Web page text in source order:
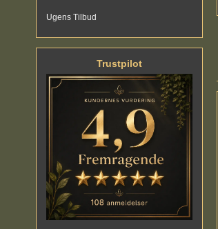
Ugens Tilbud
Trustpilot